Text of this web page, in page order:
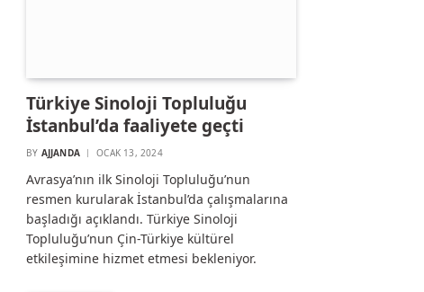
Türkiye Sinoloji Topluluğu
İstanbul’da faaliyete geçti
BY AJJANDA OCAK 13, 2024
Avrasya’nın ilk Sinoloji Topluluğu’nun
resmen kurularak İstanbul’da çalışmalarına
başladığı açıklandı. Türkiye Sinoloji
Topluluğu’nun Çin-Türkiye kültürel
etkileşimine hizmet etmesi bekleniyor.